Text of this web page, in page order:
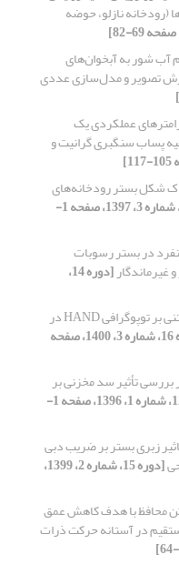
(رودخانه نازلو، حوضه
آب شور به آبخوان‌های
تصویر و مدل‌سازی عددی
عملکردی یک
پساب سنگبری گرانیت و
شکل بستر رودخانه‌های
[دوره 13، شماره 3، 1397، صفحه 1-
در بستر رسوبات
غیرماندگار [دوره 14،
ارزیابی دقت مدل مبتنی بر توپوگرافی HAND در
[دوره 16، شماره 3، 1400، صفحه
بررسی تأثیر سد مخزنی بر
[دوره 12، شماره 1، 1396، صفحه 1-
زبری بستر بر ضریب دبی
[دوره 15، شماره 2، 1399،
محافظ با هدف کاهش عمق
در آستانه حرکت ذرات